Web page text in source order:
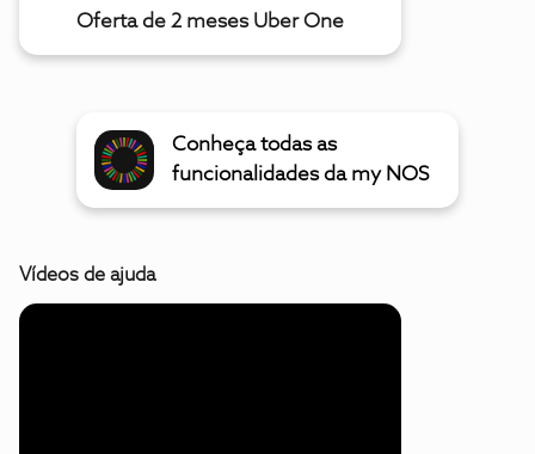
Oferta de 2 meses Uber One
Conheça todas as
funcionalidades da my NOS
Vídeos de ajuda